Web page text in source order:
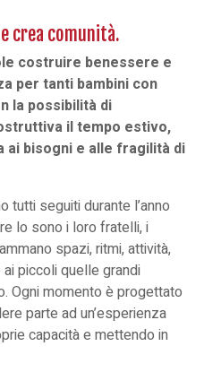
crea comunità.
costruire benessere e
per tanti bambini con
la possibilità di
il tempo estivo,
ai bisogni e alle fragilità di
tutti seguiti durante l’anno
lo sono i loro fratelli, i
spazi, ritmi, attività,
piccoli quelle grandi
Ogni momento è progettato
parte ad un’esperienza
capacità e mettendo in